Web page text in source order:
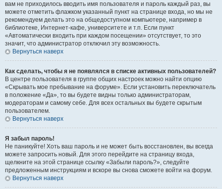
вам не приходилось вводить имя пользователя и пароль каждый раз, вы
можете отметить флажком указанный пункт на странице входа, но мы не
рекомендуем делать это на общедоступном компьютере, например в
библиотеке, Интернет-кафе, университете и т.п. Если пункт
«Автоматически входить при каждом посещении» отсутствует, то это
значит, что администратор отключил эту возможность.
Вернуться наверх
Как сделать, чтобы я не появлялся в списке активных пользователей?
В центре пользователя в группе общих настроек можно найти опцию
«Скрывать мое пребывание на форуме». Если установить переключатель
в положение «Да», то вы будете видны только администраторам,
модераторам и самому себе. Для всех остальных вы будете скрытым
пользователем.
Вернуться наверх
Я забыл пароль!
Не паникуйте! Хоть ваш пароль и не может быть восстановлен, вы всегда
можете запросить новый. Для этого перейдите на страницу входа,
щелкните на этой странице ссылку «Забыли пароль?», следуйте
предложенным инструкциям и вскоре вы снова сможете войти на форум.
Вернуться наверх